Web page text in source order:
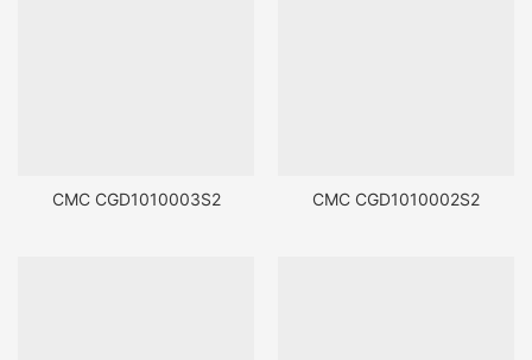
CMC CGD1010003S2 CMC CGD1010002S2